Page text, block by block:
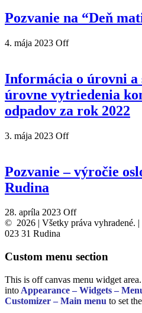
Pozvanie na “Deň
4. mája 2023 Off
Informácia o úrovni a
úrovne vytriedenia
odpadov za rok 2022
3. mája 2023 Off
Pozvanie – výročie
Rudina
28. apríla 2023 Off
© 2026 | Všetky práva vyhradené. |
023 31 Rudina
Custom menu section
This is off canvas menu widget
into Appearance – Widgets –
Customizer – Main menu to set